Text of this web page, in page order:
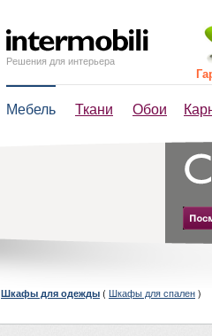
Решения для интерьера
Мебель Ткани Обои
Шкафы для одежды ( Шкафы для спален)